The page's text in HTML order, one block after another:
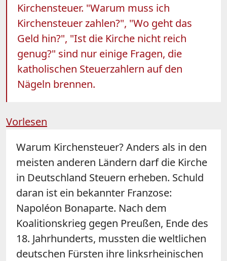
Kirchensteuer. "Warum muss ich
Kirchensteuer zahlen?", "Wo geht das
Geld hin?", "Ist die Kirche nicht reich
genug?" sind nur einige Fragen, die
katholischen Steuerzahlern auf den
Nägeln brennen.
Vorlesen
Warum Kirchensteuer? Anders als in den
meisten anderen Ländern darf die Kirche
in Deutschland Steuern erheben. Schuld
daran ist ein bekannter Franzose:
Napoléon Bonaparte. Nach dem
Koalitionskrieg gegen Preußen, Ende des
18. Jahrhunderts, mussten die weltlichen
deutschen Fürsten ihre linksrheinischen